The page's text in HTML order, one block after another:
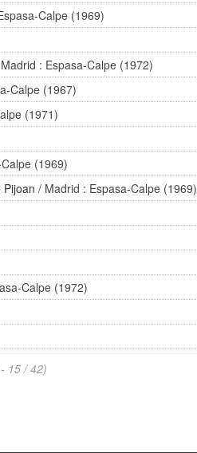
Calpe (1969)
: Espasa-Calpe (1972)
Calpe (1967)
(1971)
(1969)
Pijoan / Madrid : Espasa-Calpe (1969)
Calpe (1972)
15 / 42)